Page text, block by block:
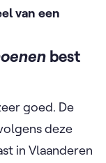
van een
best
goed. De
deze
in Vlaanderen